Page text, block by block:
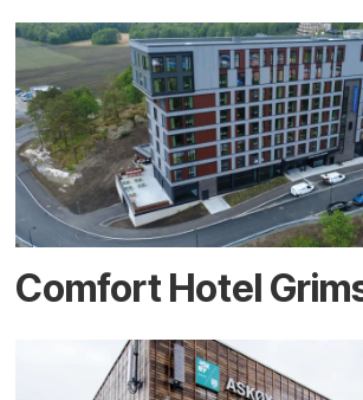
Comfort Hotel